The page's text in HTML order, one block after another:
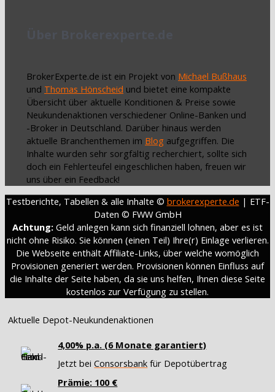
BrokerExperte.de ist ein Projekt von Michael Bußhaus
und Thomas Hönscheid und bietet eine kompakte
Übersicht über aktuelle Konditionen & Preise sowie
Neukundenaktionen verschiedener Online-Banken und
-Broker in Deutschland. Darüber hinaus werden
aktuelle Branchenthemen im Blog aufgegriffen. Die
Inhalte wurden sehr sorgfältig recherchiert, sollte sich
doch ein Fehlerteufel eingeschlichen haben, freuen wir
uns über ein Feedback!
Testberichte, Tabellen & alle Inhalte © brokerexperte.de | ETF-
Daten © FWW GmbH
Achtung: Geld anlegen kann sich finanziell lohnen, aber es ist
nicht ohne Risiko. Sie können (einen Teil) Ihre(r) Einlage verlieren.
Die Webseite enthält Affiliate-Links, über welche womöglich
Provisionen generiert werden. Provisionen können Einfluss auf
die Inhalte der Seite haben, da sie uns helfen, Ihnen diese Seite
kostenlos zur Verfügung zu stellen.
Aktuelle Depot-Neukundenaktionen
4,00% p.a. (6 Monate garantiert)
Jetzt beiConsorsbank für Depotübertrag
Prämie: 100 €